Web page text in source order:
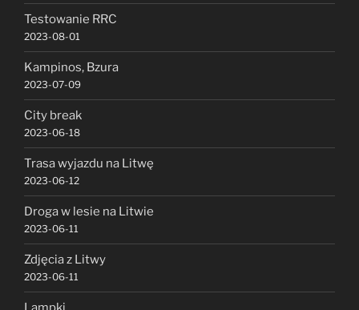
Testowanie RRC
2023-08-01
Kampinos, Bzura
2023-07-09
City break
2023-06-18
Trasa wyjazdu na Litwę
2023-06-12
Droga w lesie na Litwie
2023-06-11
Zdjęcia z Litwy
2023-06-11